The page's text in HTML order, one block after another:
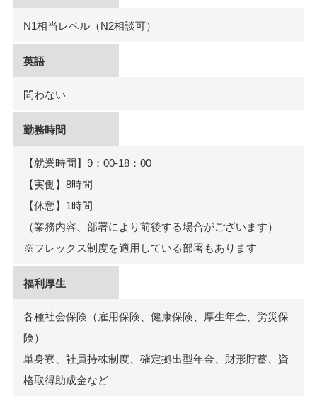
N1相当レベル（N2相談可）
英語
問わない
勤務時間
【就業時間】9：00-18：00
【実働】8時間
【休憩】1時間
（業務内容、部署により前後する場合がございます）
※フレックス制度を適用している部署もあります
福利厚生
各種社会保険（雇用保険、健康保険、厚生年金、労災保
険）
単身寮、社員持株制度、確定拠出型年金、財形貯蓄、資
格取得助成金など